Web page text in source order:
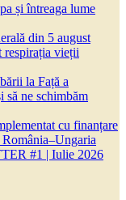
și întreaga lume
din 5 august
respirația vieții
la Față a
să ne schimbăm
cu finanțare
#1 | Iulie 2026